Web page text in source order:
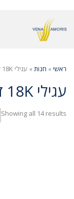
אינטרנט,
תוכן
ראשי » חנות » עגילי 18K זהב צהוב
עגילי 18K זהב צהוב
Showing all 14 results